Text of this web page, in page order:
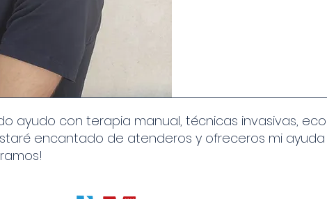
ayudo con terapia manual, técnicas invasivas,
encantado de atenderos y ofreceros mi